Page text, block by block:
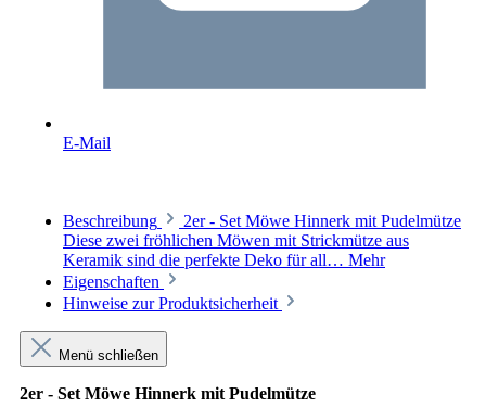
E-Mail
Beschreibung
2er - Set Möwe Hinnerk mit Pudelmütze
Diese zwei fröhlichen Möwen mit Strickmütze aus
Keramik sind die perfekte Deko für all… Mehr
Eigenschaften
Hinweise zur Produktsicherheit
Menü schließen
2er - Set Möwe Hinnerk mit Pudelmütze